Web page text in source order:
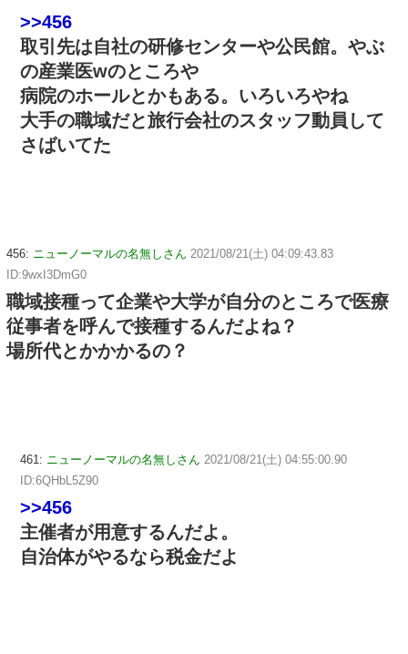
>>456
取引先は自社の研修センターや公民館。やぶ
の産業医wのところや
病院のホールとかもある。いろいろやね
大手の職域だと旅行会社のスタッフ動員して
さばいてた
456: ニューノーマルの名無しさん 2021/08/21(土) 04:09:43.83
ID:9wxI3DmG0
職域接種って企業や大学が自分のところで医療
従事者を呼んで接種するんだよね？
場所代とかかかるの？
461: ニューノーマルの名無しさん 2021/08/21(土) 04:55:00.90
ID:6QHbL5Z90
>>456
主催者が用意するんだよ。
自治体がやるなら税金だよ